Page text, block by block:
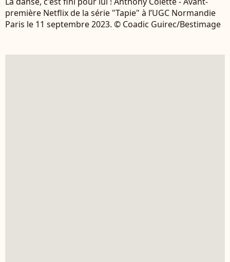
première Netflix de la série "Tapie" à l’UGC Normandie
Paris le 11 septembre 2023. © Coadic Guirec/Bestimage